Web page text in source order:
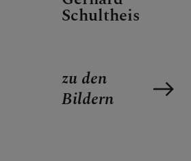
Schultheis
zu den
Bildern